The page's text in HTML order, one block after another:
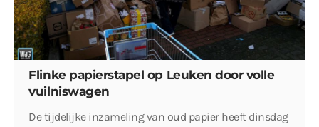
Flinke papierstapel op Leuken door volle
vuilniswagen
De tijdelijke inzameling van oud papier heeft dinsdag